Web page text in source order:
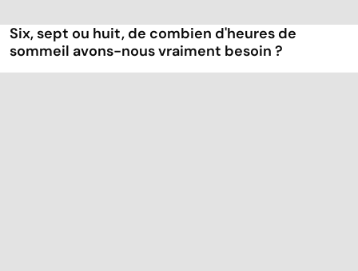
Six, sept ou huit, de combien d'heures de
sommeil avons-nous vraiment besoin ?